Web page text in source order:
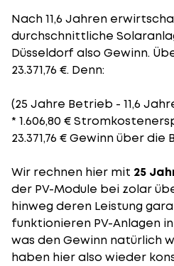
Nach 11,6 Jahren
durchschnittliche
Düsseldorf also Gewinn.
23.371,76 €. Denn:
(25 Jahre Betrieb - 11,6
* 1.606,80 €
23.371,76 € Gewinn über
Wir rechnen hier mit 25
der PV-Module bei zolar
hinweg deren Leistung
funktionieren PV-Anlagen
was den Gewinn natürlich
haben hier also wieder